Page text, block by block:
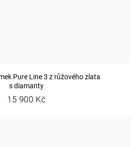
Pure Line 3 z růžového zlata
s diamanty
15 900 Kč